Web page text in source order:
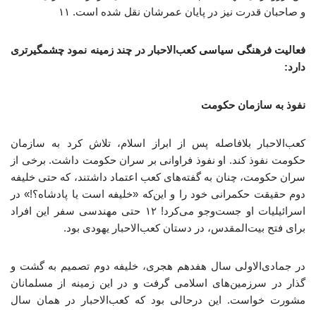
و صاحبان قدرت نیز در پایان عمرشان نقل شده است. ۱۱
فعالیت فرهنگی سیاسی کعب‌الاحبار در چند زمینه نمود چشمگیرتری
دارد:
نفوذ به سازمان حکومت
کعب‌الاحبار بلافاصله پس از ابراز اسلام، تلاش کرد به سازمان
حکومت نفوذ کند. او نفوذ فراوانی بر سران حکومت داشت. برخی از
سران حکومت، چنان به گفته‌های کعب اعتماد داشتند، که حتی خلیفه
دوم حقیقت حکمرانی خود را و این‌که «خلیفه است یا پادشاه؟!» در
اسرائیلیات او جست‌وجو می‌کرد! ۱۲ حتی مهندسی سفر این افراد
برای فتح بیت‌المقدس، در دستان کعب‌الاحبار یهودی بود.
در جمادی‌الاولی سال هفدهم هجری، خلیفه دوم تصمیم به گشت و
گذار در سرزمین‌های اسلامی گرفت و در این زمینه از مسلمانان
مشورت خواست. این درحالی بود که کعب‌الاحبار در همان سال